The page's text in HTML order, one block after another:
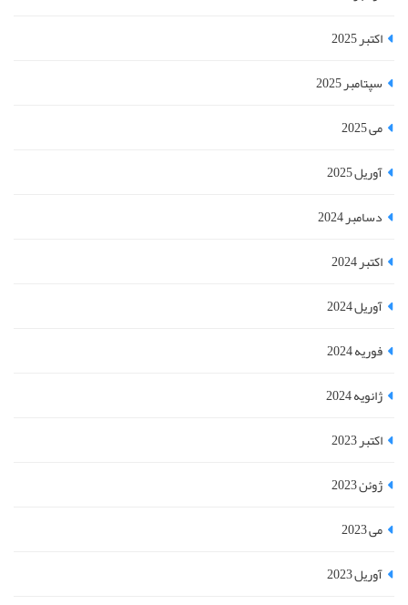
اکتبر 2025
سپتامبر 2025
می 2025
آوریل 2025
دسامبر 2024
اکتبر 2024
آوریل 2024
فوریه 2024
ژانویه 2024
اکتبر 2023
ژوئن 2023
می 2023
آوریل 2023